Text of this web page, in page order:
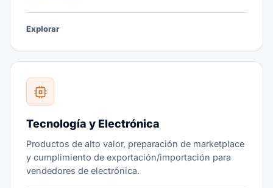
Explorar
Tecnología y Electrónica
Productos de alto valor, preparación de marketplace
y cumplimiento de exportación/importación para
vendedores de electrónica.